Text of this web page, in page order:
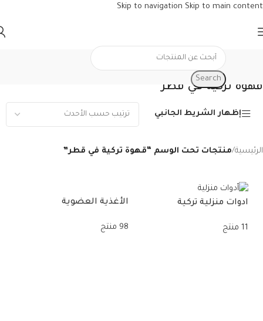
Skip to navigation Skip to main content
Search
قهوة تركية في قطر
إظهار الشريط الجانبي
الرئيسية/منتجات تحت الوسم “قهوة تركية في قطر”
ادوات منزلية تركية
11 منتج
الأغذية العضوية
98 منتج